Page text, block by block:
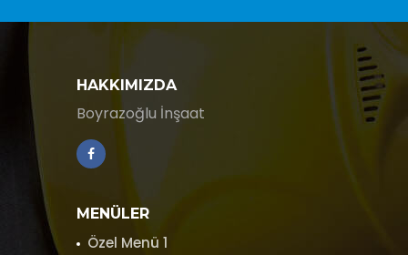
HAKKIMIZDA
Boyrazoğlu İnşaat
MENÜLER
Özel Menü 1